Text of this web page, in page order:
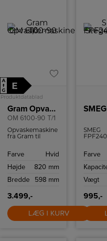
A
↑
G
E
Produktdatablad
Gram Opvaskemaskine
OM 6100-90 T/1
Opvaskemaskine
fra Gram til
kuverter.
Farve
Hvid
Højde
820 mm
Bredde
598 mm
3.499,-
LÆG I KURV
SMEG
creme
PFAS‑fri
nittet
Egnet
Farve
Vægt
995,-